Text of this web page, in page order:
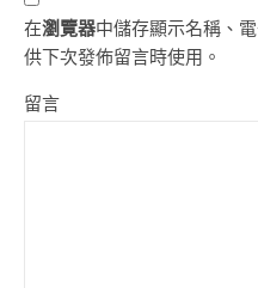
在瀏覽器中儲存顯示名稱、
供下次發佈留言時使用。
留言